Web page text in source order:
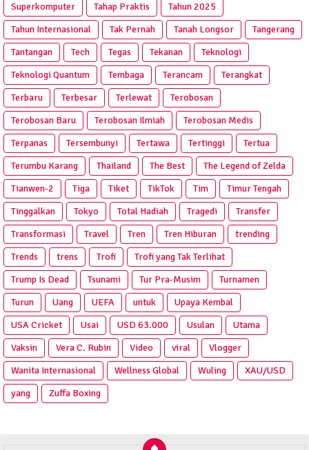
Superkomputer
Tahap Praktis
Tahun 2025
Tahun Internasional
Tak Pernah Tanah Longsor
Tangerang
Tantangan
Tech Tegas Tekanan
Teknologi
Teknologi Quantum
Tembaga Terancam
Terangkat
Terbaru
Terbesar Terlewat
Terobosan
Terobosan Baru
Terobosan Ilmiah
Terobosan Medis
Terpanas
Tersembunyi Tertawa Tertinggi
Tertua
Terumbu Karang
Thailand The Best
The Legend of Zelda
Tianwen-2
Tiga Tiket TikTok Tim
Timur Tengah
Tinggalkan
Tokyo Total Hadiah Tragedi
Transfer
Transformasi
Travel Tren Tren Hiburan
trending
Trends
trens Trofi
Trofi yang Tak Terlihat
Trump Is Dead
Tsunami Tur Pra‑Musim
Turnamen
Turun
Uang UEFA untuk
Upaya Kembal
USA Cricket
Usai USD 63.000 Usulan
Utama
Vaksin
Vera C. Rubin Video viral
Vlogger
Wanita Internasional
Wellness Global Wuling
XAU/USD
yang
Zuffa Boxing